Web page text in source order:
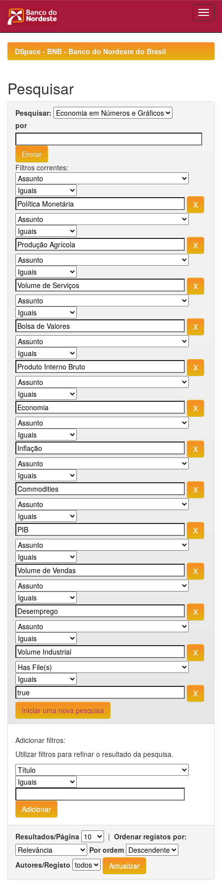
navigationDSpace - BNB - Banco do Nordeste do Brasil
Pesquisar
Pesquisar:
por
Filtros correntes:
Iniciar uma nova pesquisa
Adicionar filtros:
Utilizar filtros para refinar o resultado da pesquisa.
Resultados/Página | Ordenar registos por:
Por ordem
Autores/Registo